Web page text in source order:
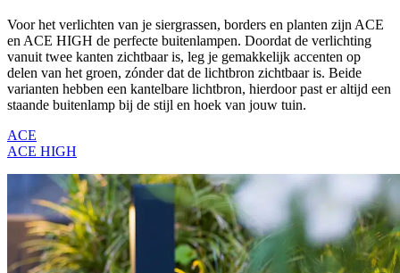
Voor het verlichten van je siergrassen, borders en planten zijn ACE
en ACE HIGH de perfecte buitenlampen. Doordat de verlichting
vanuit twee kanten zichtbaar is, leg je gemakkelijk accenten op
delen van het groen, zónder dat de lichtbron zichtbaar is. Beide
varianten hebben een kantelbare lichtbron, hierdoor past er altijd een
staande buitenlamp bij de stijl en hoek van jouw tuin.
ACE
ACE HIGH